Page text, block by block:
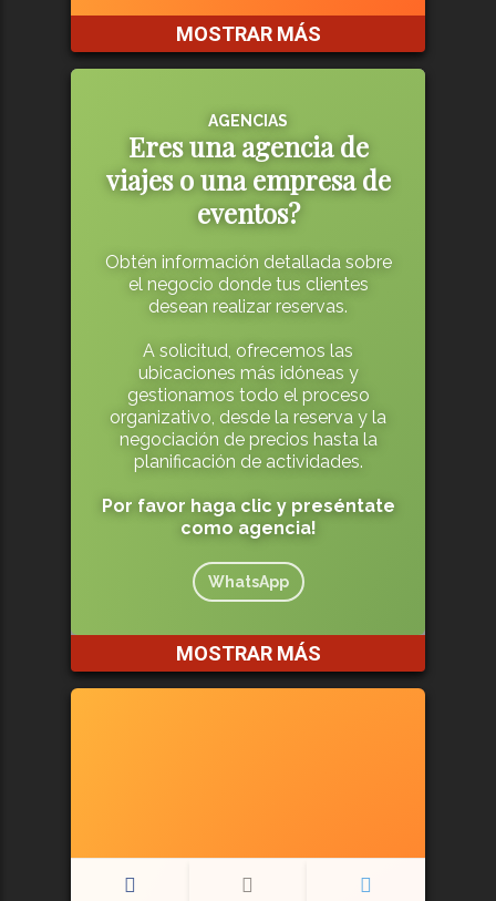
MOSTRAR MÁS
AGENCIAS
Eres una agencia de
viajes o una empresa de
eventos?
Obtén información detallada sobre
el negocio donde tus clientes
desean realizar reservas.
A solicitud, ofrecemos las
ubicaciones más idóneas y
gestionamos todo el proceso
organizativo, desde la reserva y la
negociación de precios hasta la
planificación de actividades.
Por favor haga clic y preséntate
como agencia!
WhatsApp
MOSTRAR MÁS